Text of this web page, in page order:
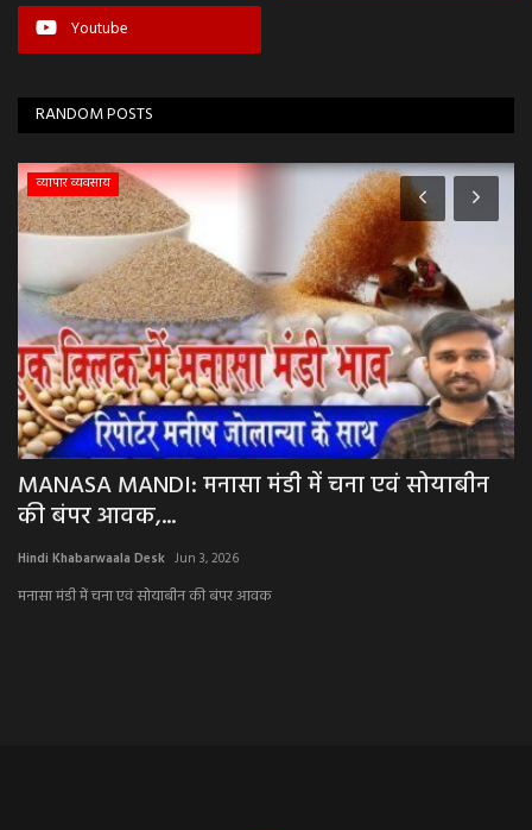
Youtube
RANDOM POSTS
व्यापार व्यवसाय
MANASA MANDI: मनासा मंडी में चना एवं सोयाबीन
की बंपर आवक,...
Hindi Khabarwaala Desk Jun 3, 2026
मनासा मंडी में चना एवं सोयाबीन की बंपर आवक